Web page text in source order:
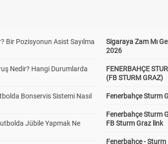
Bir Pozisyonun Asist Sayılma
Nedir? Hangi Durumlarda
Bonservis Sistemi Nasıl
Jübile Yapmak Ne
Sigaraya Zam Mı
2026
FENERBAHÇE
(FB STURM GRAZ)
Fenerbahçe Sturm
Fenerbahçe Sturm
FB Sturm Graz link
Fenerbahçe - Sturm